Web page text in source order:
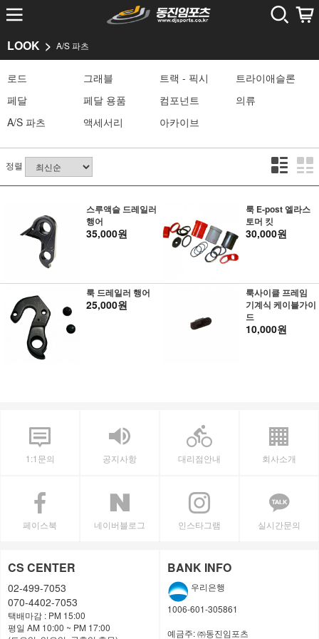
LOOK A/S 파츠
로드 그래블 트랙 - 픽시
트라이애슬론
페달
페달 용품 컴포넌트
의류
A/S 파츠
액세서리 아카이브
정렬
스루액슬 드레일러
행어
35,000원
룩 E-post 엘라스
토머 킷
30,000원
룩 드레일러 행어
25,000원
룩사이클 프레임
기계식 케이블가이
드
10,000원
1:1문의 공지사항 대리점안내 회사소개
페이스북 네이버블로그 인스타그램 실시간문의
CS CENTER
02-499-7053
070-4402-7053
택배마감 : PM 15:00
평일 AM 10:00 ~ PM 17:00
BANK INFO
우리은행
1006-601-305861
예금주:㈜동진임포츠